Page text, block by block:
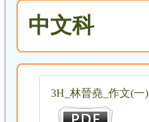
中文科
3H_林晉堯_作文(一)